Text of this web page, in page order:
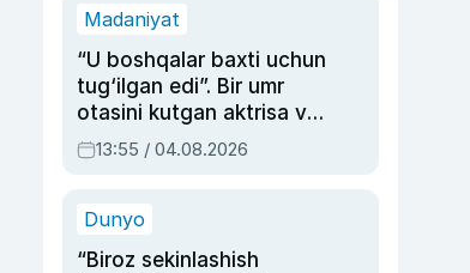
Madaniyat
“U boshqalar baxti uchun
tug‘ilgan edi”. Bir umr
otasini kutgan aktrisa va
dublyaj ustasi Rimma
Ahmedovaning
13:55 / 04.08.2026
Dunyo
“Biroz sekinlashish